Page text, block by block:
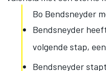
Bo Bendsneyder
Bendsneyder
volgende stap,
Bendsneyder